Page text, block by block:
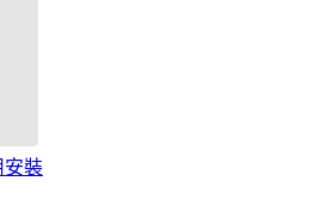
安裝